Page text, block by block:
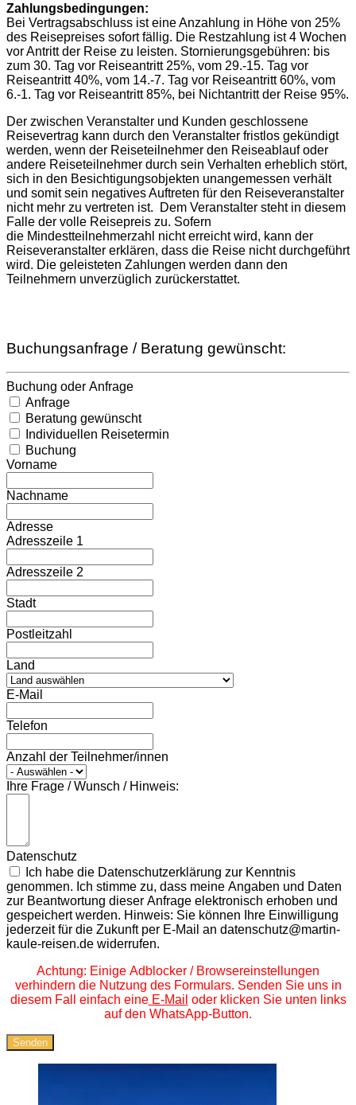
Zahlungsbedingungen:
Bei Vertragsabschluss ist eine Anzahlung in Höhe von 25%
des Reisepreises sofort fällig. Die Restzahlung ist 4 Wochen
vor Antritt der Reise zu leisten. Stornierungsgebühren: bis
zum 30. Tag vor Reiseantritt 25%, vom 29.-15. Tag vor
Reiseantritt 40%, vom 14.-7. Tag vor Reiseantritt 60%, vom
6.-1. Tag vor Reiseantritt 85%, bei Nichtantritt der Reise 95%.
Der zwischen Veranstalter und Kunden geschlossene
Reisevertrag kann durch den Veranstalter fristlos gekündigt
werden, wenn der Reiseteilnehmer den Reiseablauf oder
andere Reiseteilnehmer durch sein Verhalten erheblich stört,
sich in den Besichtigungsobjekten unangemessen verhält
und somit sein negatives Auftreten für den Reiseveranstalter
nicht mehr zu vertreten ist. Dem Veranstalter steht in diesem
Falle der volle Reisepreis zu. Sofern
die Mindestteilnehmerzahl nicht erreicht wird, kann der
Reiseveranstalter erklären, dass die Reise nicht durchgeführt
wird. Die geleisteten Zahlungen werden dann den
Teilnehmern unverzüglich zurückerstattet.
Buchungsanfrage / Beratung gewünscht:
Buchung oder Anfrage
Anfrage
Beratung gewünscht
Individuellen Reisetermin
Buchung
Vorname
Nachname
Adresse
Adresszeile 1
Adresszeile 2
Stadt
Postleitzahl
Land
E-Mail
Telefon
Anzahl der Teilnehmer/innen
Ihre Frage / Wunsch / Hinweis:
Datenschutz
Ich habe die Datenschutzerklärung zur Kenntnis
genommen. Ich stimme zu, dass meine Angaben und Daten
zur Beantwortung dieser Anfrage elektronisch erhoben und
gespeichert werden. Hinweis: Sie können Ihre Einwilligung
jederzeit für die Zukunft per E-Mail an datenschutz@martin-
kaule-reisen.de widerrufen.
Achtung: Einige Adblocker / Browsereinstellungen
verhindern die Nutzung des Formulars. Senden Sie uns in
diesem Fall einfach eineE-Mail oder klicken Sie unten links
auf den WhatsApp-Button.
Senden